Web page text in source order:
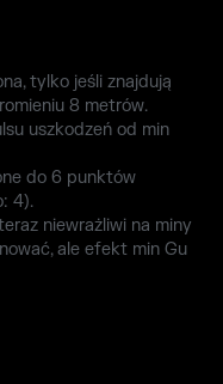
tylko jeśli znajdują
8 metrów.
uszkodzeń od min
do 6 punktów
4).
niewrażliwi na miny
ale efekt min Gu